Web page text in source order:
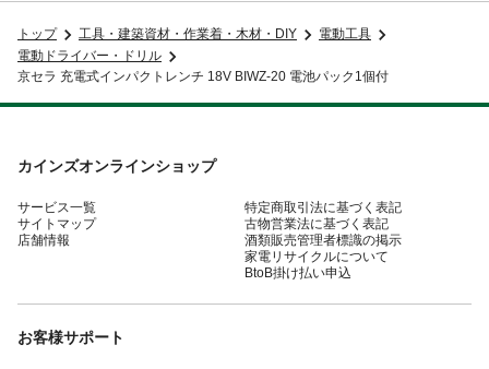
トップ 工具・建築資材・作業着・木材・DIY
電動工具
電動ドライバー・ドリル
京セラ 充電式インパクトレンチ 18V BIWZ-20 電池パック1個付
カインズオンラインショップ
サービス一覧
サイトマップ
店舗情報
特定商取引法に基づく表記
古物営業法に基づく表記
酒類販売管理者標識の掲示
家電リサイクルについて
BtoB掛け払い申込
お客様サポート